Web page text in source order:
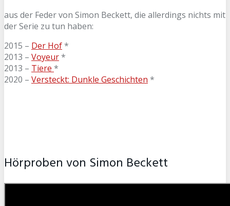
aus der Feder von Simon Beckett, die allerdings nichts mit
der Serie zu tun haben:
2015 – Der Hof*
2013 – Voyeur*
2013 – Tiere *
2020 – Versteckt: Dunkle Geschichten *
Hörproben von Simon Beckett